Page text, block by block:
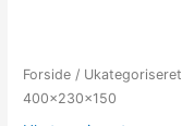
Forside / Ukategoriseret
400x230x150